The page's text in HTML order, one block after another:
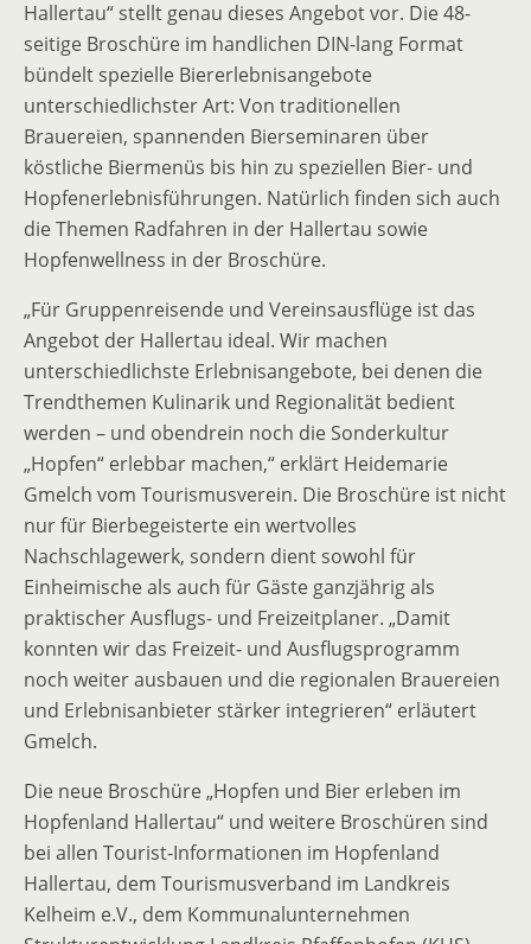
Hallertau“ stellt genau dieses Angebot vor. Die 48-
seitige Broschüre im handlichen DIN-lang Format
bündelt spezielle Biererlebnisangebote
unterschiedlichster Art: Von traditionellen
Brauereien, spannenden Bierseminaren über
köstliche Biermenüs bis hin zu speziellen Bier- und
Hopfenerlebnisführungen. Natürlich finden sich auch
die Themen Radfahren in der Hallertau sowie
Hopfenwellness in der Broschüre.
„Für Gruppenreisende und Vereinsausflüge ist das
Angebot der Hallertau ideal. Wir machen
unterschiedlichste Erlebnisangebote, bei denen die
Trendthemen Kulinarik und Regionalität bedient
werden – und obendrein noch die Sonderkultur
„Hopfen“ erlebbar machen,“ erklärt Heidemarie
Gmelch vom Tourismusverein. Die Broschüre ist nicht
nur für Bierbegeisterte ein wertvolles
Nachschlagewerk, sondern dient sowohl für
Einheimische als auch für Gäste ganzjährig als
praktischer Ausflugs- und Freizeitplaner. „Damit
konnten wir das Freizeit- und Ausflugsprogramm
noch weiter ausbauen und die regionalen Brauereien
und Erlebnisanbieter stärker integrieren“ erläutert
Gmelch.
Die neue Broschüre „Hopfen und Bier erleben im
Hopfenland Hallertau“ und weitere Broschüren sind
bei allen Tourist-Informationen im Hopfenland
Hallertau, dem Tourismusverband im Landkreis
Kelheim e.V., dem Kommunalunternehmen